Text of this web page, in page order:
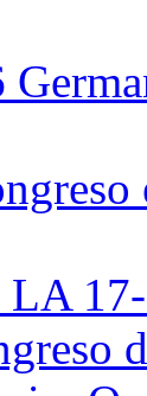
17-